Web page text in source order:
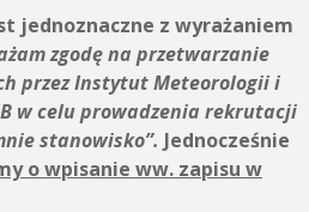
jednoznaczne z wyrażaniem
zgodę na przetwarzanie
przezInstytut Meteorologii i
w celu prowadzenia rekrutacji
stanowisko”. Jednocześnie
o wpisanie ww. zapisu w